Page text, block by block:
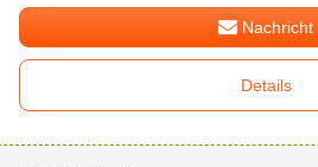
Nachricht
Details